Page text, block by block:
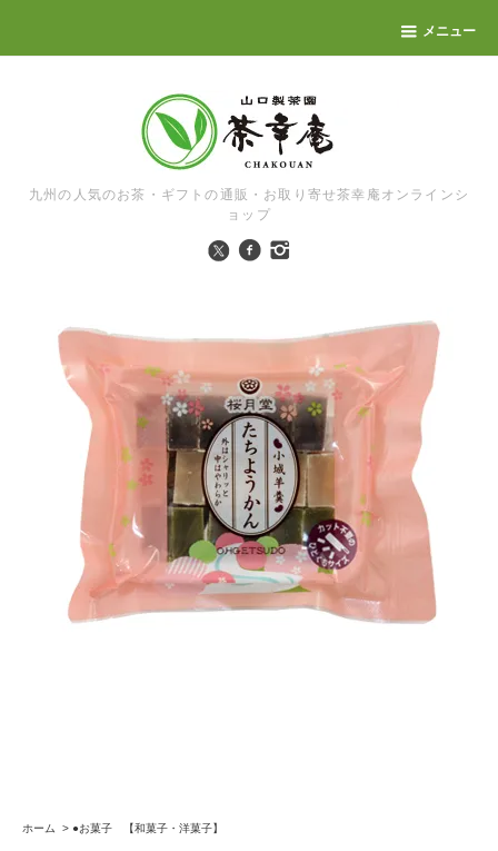
メニュー
九州の人気のお茶・ギフトの通販・お取り寄せ茶幸庵オンラインシ
ョップ
ホーム > ●お菓子 【和菓子・洋菓子】